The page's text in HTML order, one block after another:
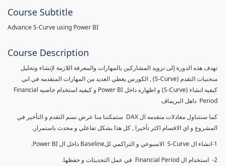
Course Subtitle
Advance S-Curve using Power BI
Course Description
تهدف هذه الدورة إلى تزويد المشاركين بالمهارات والمعرفة اللازمة لإنشاء وتحليل
منحنيات التقدم (S-Curve) , الكورس يغطي العديد من المهارات المتقدمه في اني
كيفيه انشاء (S-Curve) و اظهاره داخل Power BI و كيفيه استخدام خاصيه Financial
Period داهل البريماف
كما سنتناول معادلات متقدمه ال DAX ستمكننا منا عرض نسم التقدم و التأخير في
المشروع و اي الاقسام اكثر تأخيرا , كل هذا بشكل تفاعلي و محدث باستمرار.
1-انشاء ال S-Curve الاسبوعي و التراكمي للBaseline داخل ال Power BI.
2- استخدام ال Financial Period في عمل التحديثات و حفظها.